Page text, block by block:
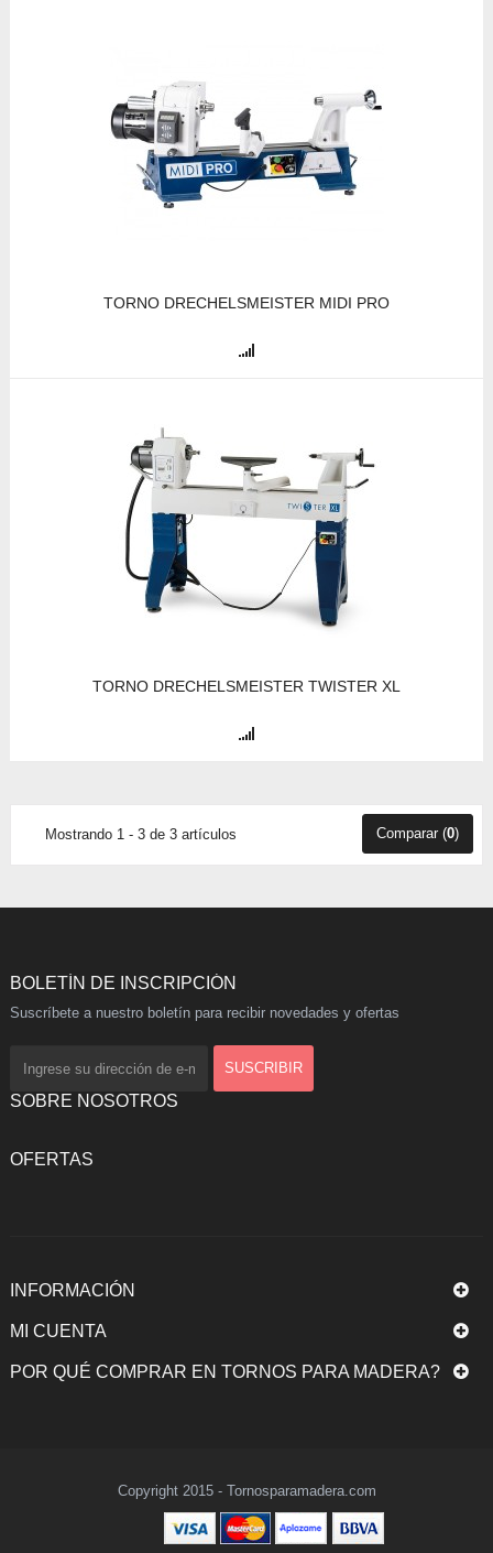
TORNO DRECHELSMEISTER MIDI PRO
TORNO DRECHELSMEISTER TWISTER XL
Mostrando 1 - 3 de 3 artículos Comparar (0)
BOLETÍN DE INSCRIPCIÓN
Suscríbete a nuestro boletín para recibir novedades y ofertas
SOBRE NOSOTROS
OFERTAS
INFORMACIÓN
MI CUENTA
POR QUÉ COMPRAR EN TORNOS PARA MADERA?
Copyright 2015 - Tornosparamadera.com